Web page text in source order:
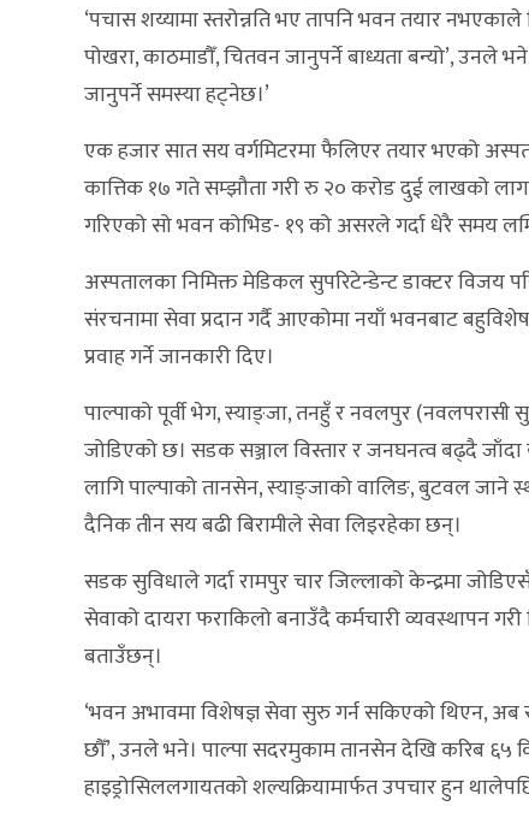
‘पचास शय्यामा स्तरोन्नति भए तापनि भवन तयार
पोखरा, काठमाडौँ, चितवन जानुपर्ने बाध्यता बन्यो’, उनले
जानुपर्ने समस्या हट्नेछ।’
एक हजार सात सय वर्गमिटरमा फैलिएर तयार भएको
कात्तिक १७ गते सम्झौता गरी रु २० करोड दुई लाखको
गरिएको सो भवन कोभिड- १९ को असरले गर्दा धेरै समय
अस्पतालका निमिक्त मेडिकल सुपरिटेन्डेन्ट डाक्टर विजय
संरचनामा सेवा प्रदान गर्दै आएकोमा नयाँ भवनबाट
प्रवाह गर्ने जानकारी दिए।
पाल्पाको पूर्वी भेग, स्याङ्जा, तनहुँ र नवलपुर
जोडिएको छ। सडक सञ्जाल विस्तार र जनघनत्व बढ्दै जाँदा
लागि पाल्पाको तानसेन, स्याङ्जाको वालिङ, बुटवल जाने
दैनिक तीन सय बढी बिरामीले सेवा लिइरहेका छन्।
सडक सुविधाले गर्दा रामपुर चार जिल्लाको केन्द्रमा
सेवाको दायरा फराकिलो बनाउँदै कर्मचारी व्यवस्थापन
बताउँछन्।
‘भवन अभावमा विशेषज्ञ सेवा सुरु गर्न सकिएको थिएन, अब
छौँ’, उनले भने। पाल्पा सदरमुकाम तानसेन देखि करिब ६५
हाइड्रोसिललगायतको शल्यक्रियामार्फत उपचार हुन